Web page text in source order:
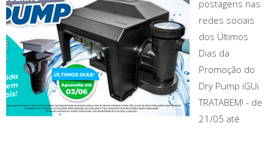
postagens nas
redes sociais
dos Últimos
Dias da
Promoção do
Dry Pump iGUi
TRATABEM! - de
21/05 até